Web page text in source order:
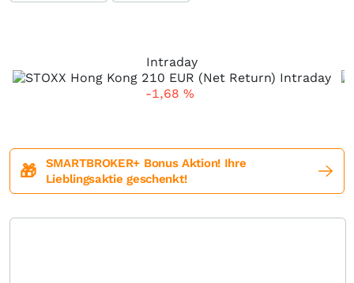
Intraday
-1,68 %
🎁
SMARTBROKER+ Bonus Aktion! Ihre
Lieblingsaktie geschenkt!